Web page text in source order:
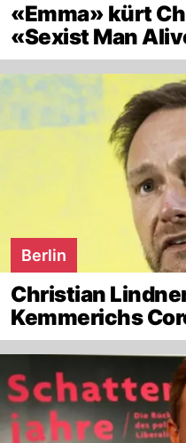
«Emma» kürt
«Sexist Man
Berlin
Christian
Kemmerichs